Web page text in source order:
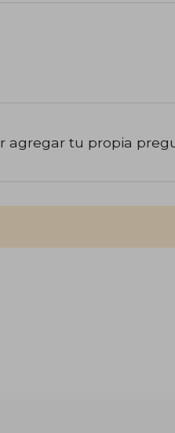
agregar tu propia